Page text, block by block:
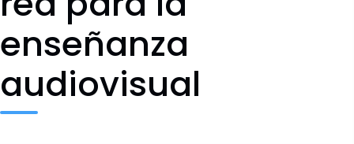
enseñanza
audiovisual